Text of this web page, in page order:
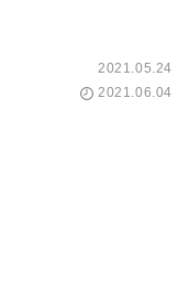
2021.05.24
2021.06.04